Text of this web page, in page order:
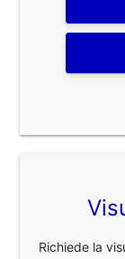
Richiede la